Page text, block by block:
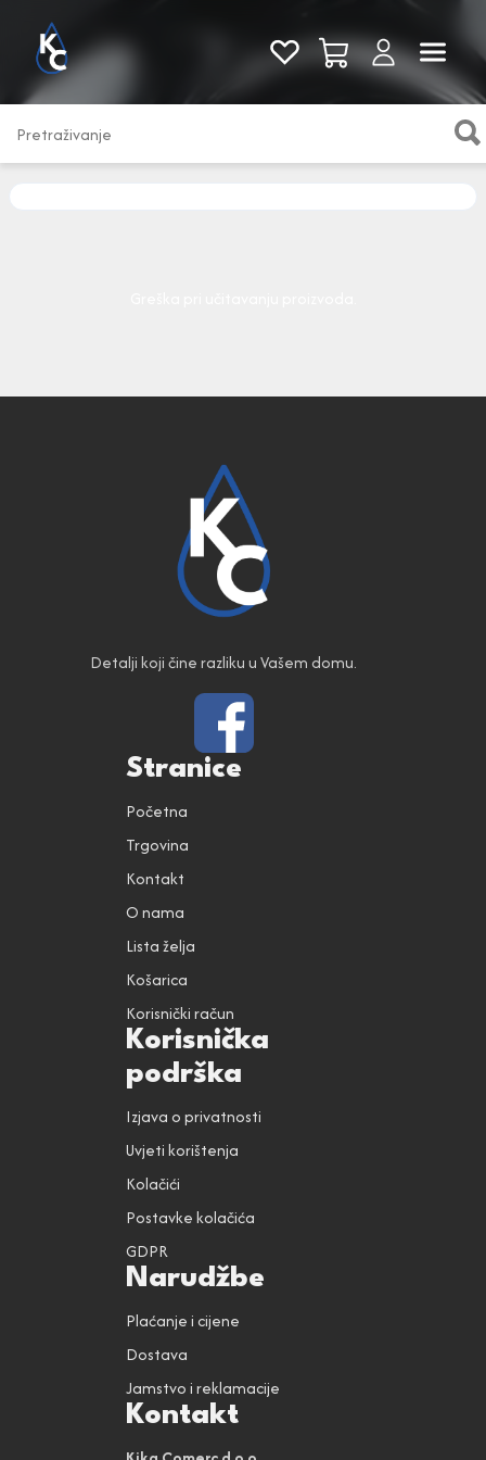
Pogledaj sve
Detalji koji čine razliku u Vašem domu.
Stranice
Početna
Trgovina
Kontakt
O nama
Lista želja
Košarica
Korisnički račun
Korisnička
podrška
Izjava o privatnosti
Uvjeti korištenja
Kolačići
Postavke kolačića
GDPR
Narudžbe
Plaćanje i cijene
Dostava
Jamstvo i reklamacije
Kontakt